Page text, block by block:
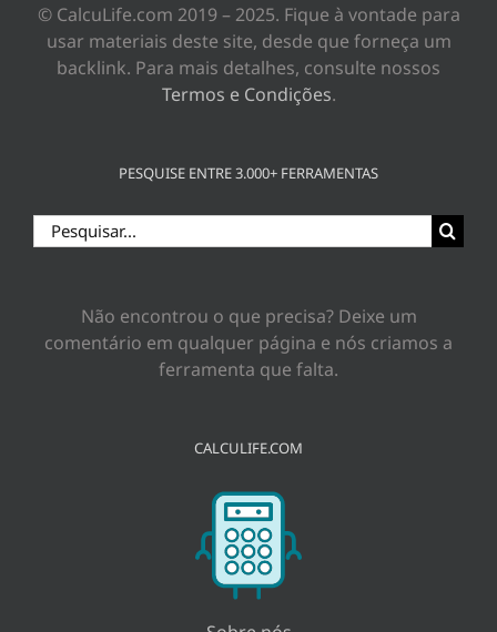
© CalcuLife.com 2019 – 2025. Fique à vontade para
usar materiais deste site, desde que forneça um
backlink. Para mais detalhes, consulte nossos
Termos e Condições.
PESQUISE ENTRE 3.000+ FERRAMENTAS
Buscar
resultados
Não encontrou o que precisa? Deixe um
comentário em qualquer página e nós criamos a
ferramenta que falta.
CALCULIFE.COM